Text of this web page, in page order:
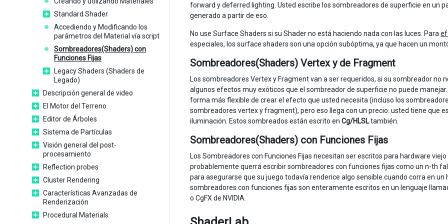
Standard Shader
Accediendo y Modificando los
parámetros del Material vía script
Sombreadores(Shaders) con
Funciones Fijas
Legacy Shaders (Shaders de
Legado)
Descripción general de video
El Motor del Terreno
Editor de Árboles
Sistema de Partículas
Visión general del post-
procesamiento
Reflection probes
Cluster Rendering
Características Avanzadas de
Renderización
Procedural Materials
forward y deferred lighting. Usted escribe los sombreadores de superficie en un
generado a partir de eso.
No use Surface Shaders si su Shader no está haciendo nada con las luces. Para
especiales, los surface shaders son una opción subóptima, ya que hacen un
Sombreadores(Shaders) Vertex y de Fragment
Los sombreadores Vertex y Fragment van a ser requeridos, si su sombreador
algunos efectos muy exóticos que el sombreador de superficie no puede
forma más flexible de crear el efecto que usted necesita (incluso los
sombreadores vertex y fragment), pero eso llega con un precio: usted tiene que
iluminación. Estos sombreados están escrito en Cg/HLSLtambién.
Sombreadores(Shaders) con Funciones Fijas
Los Sombreadores con Funciones Fijas necesitan ser escritos para hardware
probablemente querrá escribir sombreadores con funciones fijas como un n-th
para asegurarse que su juego todavía renderice algo sensible cuando corra en
sombreadores con funciones fijas son enteramente escritos en un lenguaje
o CgFX de NVIDIA.